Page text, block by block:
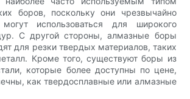
боров, поскольку они чрезвычайно
использоваться для широкого
С другой стороны, алмазные боры
для резки твердых материалов, таких
Кроме того, существуют боры из
которые более доступны по цене,
как твердосплавные или алмазные